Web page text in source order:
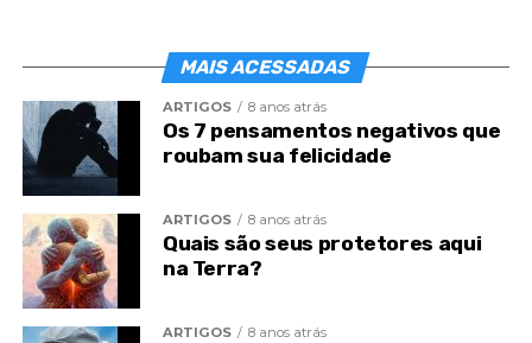
TÓPICOS RELACIONADOS
CHICO XAVIER
ESPIRITISMO
PENSAMENTOS
PENSAMENTOS REPETITIVOS
TOPO
VISÃO ESPÍRITA
MAIS ACESSADAS
ARTIGOS 8 anos atrás
Os 7 pensamentos negativos que
roubam sua felicidade
ARTIGOS 8 anos atrás
Quais são seus protetores aqui
na Terra?
ARTIGOS 8 anos atrás